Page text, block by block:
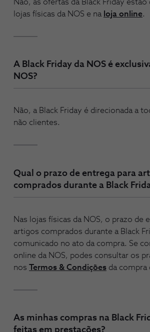
Não, as ofertas da Black Friday
lojas físicas da NOS e na loja online.
A Black Friday da NOS é
NOS?
Não, a Black Friday é direcionada a
não clientes.
Qual o prazo de entrega para
comprados durante a Black
Nas lojas físicas da NOS, o prazo de
artigos comprados durante a Black
comunicado no ato da compra. Se
online da NOS, podes consultar os
nos Termos & Condições da compra
As minhas compras na Black
feitas em prestações?